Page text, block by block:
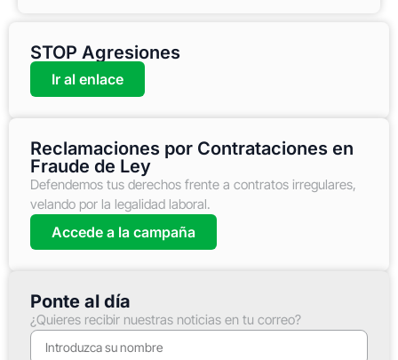
STOP Agresiones
Ir al enlace
Reclamaciones por Contrataciones en
Fraude de Ley
Defendemos tus derechos frente a contratos irregulares,
velando por la legalidad laboral.
Accede a la campaña
Ponte al día
¿Quieres recibir nuestras noticias en tu correo?